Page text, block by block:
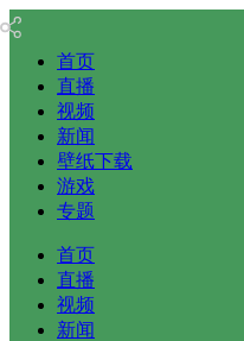
首页
直播
视频
新闻
壁纸下载
游戏
专题
首页
直播
视频
新闻